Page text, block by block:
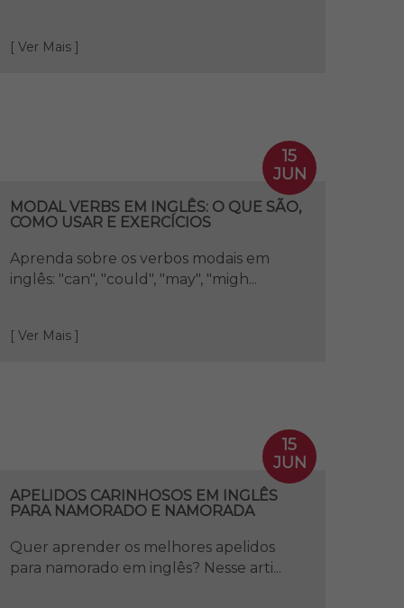
[ Ver Mais ]
15
JUN
MODAL VERBS EM INGLÊS: O QUE SÃO,
COMO USAR E EXERCÍCIOS
Aprenda sobre os verbos modais em
inglês: "can", "could", "may", "migh...
[ Ver Mais ]
15
JUN
APELIDOS CARINHOSOS EM INGLÊS
PARA NAMORADO E NAMORADA
Quer aprender os melhores apelidos
para namorado em inglês? Nesse arti...